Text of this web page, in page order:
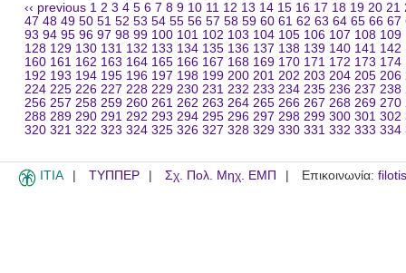
‹‹ previous 1 2 3 4 5 6 7 8 9 10 11 12 13 14 15 16 17 18 19 20 21
47 48 49 50 51 52 53 54 55 56 57 58 59 60 61 62 63 64 65 66 67
93 94 95 96 97 98 99 100 101 102 103 104 105 106 107 108 109
128 129 130 131 132 133 134 135 136 137 138 139 140 141 142
160 161 162 163 164 165 166 167 168 169 170 171 172 173 174
192 193 194 195 196 197 198 199 200 201 202 203 204 205 206
224 225 226 227 228 229 230 231 232 233 234 235 236 237 238
256 257 258 259 260 261 262 263 264 265 266 267 268 269 270
288 289 290 291 292 293 294 295 296 297 298 299 300 301 302
320 321 322 323 324 325 326 327 328 329 330 331 332 333 334
ITIA ΤΥΠΠΕΡ Σχ. Πολ. Μηχ. ΕΜΠ Επικοινωνία: